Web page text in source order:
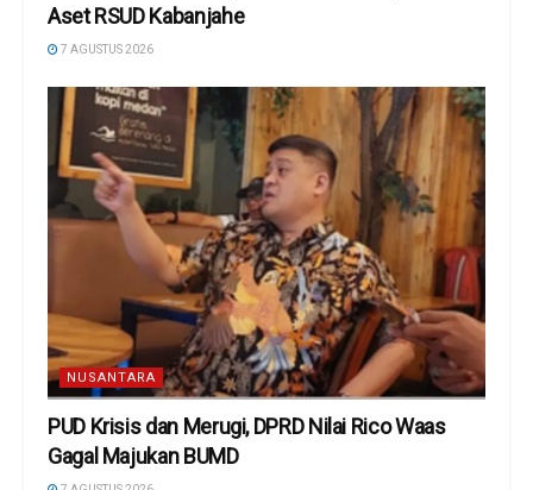
Aset RSUD Kabanjahe
7 AGUSTUS 2026
NUSANTARA
PUD Krisis dan Merugi, DPRD Nilai Rico Waas
Gagal Majukan BUMD